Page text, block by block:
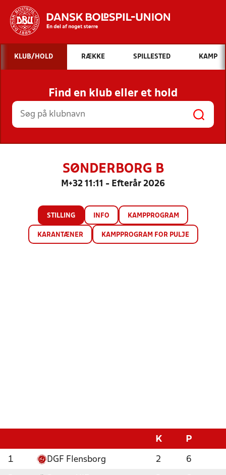
Hvad vil du søge efter?
INDHOLD OG NYHEDER
STILLINGER, RESULTATER, KLUBBER OG
HOLD
KLUB/HOLD RÆKKE SPILLESTED KAMP
Find en klub eller et hold
SØNDERBORG B
M+32 11:11 - Efterår 2026
STILLING INFO KAMPPROGRAM
KARANTÆNER KAMPPROGRAM FOR PULJE
K P
1 DGF Flensborg 2 6